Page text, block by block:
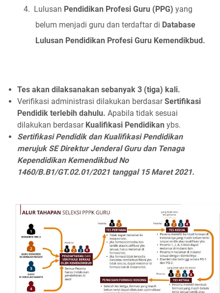
4. Lulusan Pendidikan Profesi Guru (PPG) yang
belum menjadi guru dan terdaftar di Database
Lulusan Pendidikan Profesi Guru Kemendikbud.
Tes akan dilaksanakan sebanyak 3 (tiga) kali.
Verifikasi administrasi dilakukan berdasarSertifikasi
Pendidik terlebih dahulu. Apabila tidak sesuai
dilakukan berdasar Kualifikasi Pendidikan ybs.
Sertifikasi Pendidik dan Kualifikasi Pendidikan
merujuk SE Direktur Jenderal Guru dan Tenaga
Kependidikan Kemendikbud No
1460/B.B1/GT.02.01/2021 tanggal 15 Maret 2021.